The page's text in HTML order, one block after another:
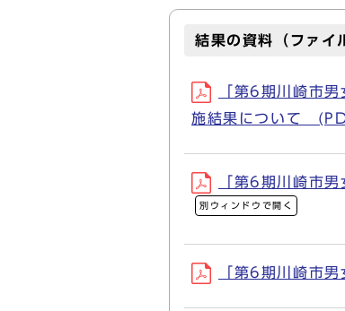
結果の資料（ファイ
「第6期川崎市
施結果について
「第6期川崎市
別ウィンドウで開く
「第6期川崎市